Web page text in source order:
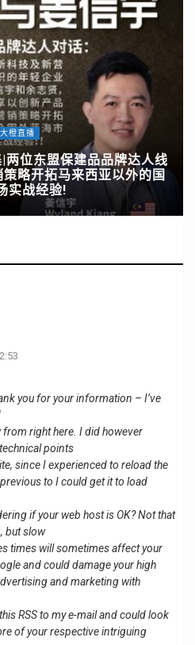
大橙直播
位东盟保建品品牌达人线
略开拓马来西亚以外的国
实战经验!
you for your information – I’ve
from right here. I did however
points
since I experienced to reload the
to I could get it to load
if your web host is OK? Not that
but slow
times will sometimes affect your
and could damage your high
and marketing with
RSS to my e-mail and could look
of your respective intriguing